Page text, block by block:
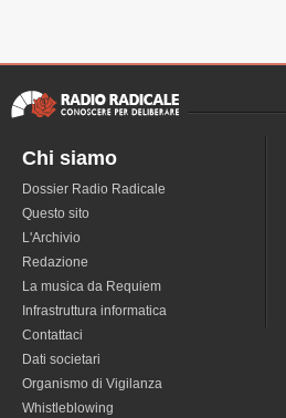
Chi siamo
Dossier Radio Radicale
Questo sito
L'Archivio
Redazione
La musica da Requiem
Infrastruttura informatica
Contattaci
Dati societari
Organismo di Vigilanza
Whistleblowing